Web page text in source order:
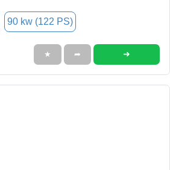
90 kw (122 PS)
★ ➦ ➜